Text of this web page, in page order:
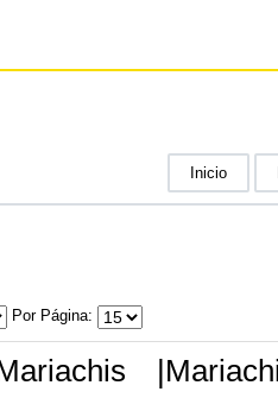
Inicio
Por Página